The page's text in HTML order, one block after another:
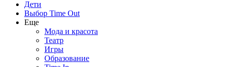
Дети
Выбор Time Out
Еще
Мода и красота
Театр
Игры
Образование